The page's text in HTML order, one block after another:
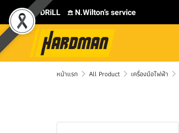
⛾ DRiLL 𖠿 N.Wilton’s service
หน้าแรก All Product เครื่องมือไฟฟ้า